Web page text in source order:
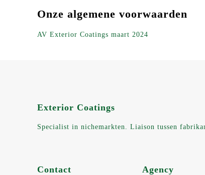
Onze algemene voorwaarden
AV Exterior Coatings maart 2024
Exterior Coatings
Specialist in nichemarkten. Liaison tussen
Contact Agency